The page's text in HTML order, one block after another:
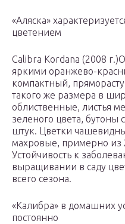
«Аляска»
цветением
Calibra Kordana (2008
яркими оранжево-
компактный,
такого же размера в
облиственные, листья
зеленого цвета, бутоны
штук. Цветки
махровые, примерно из
Устойчивость к
выращивании в саду
всего сезона.
«Калибра» в домашних
постоянно